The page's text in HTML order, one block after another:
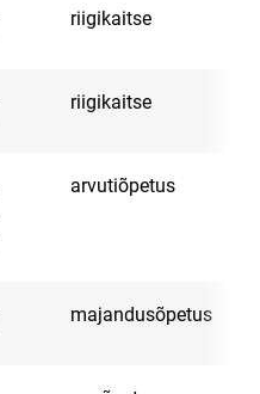
riigikaitse
riigikaitse
arvutiõpetus
majandusõpetus